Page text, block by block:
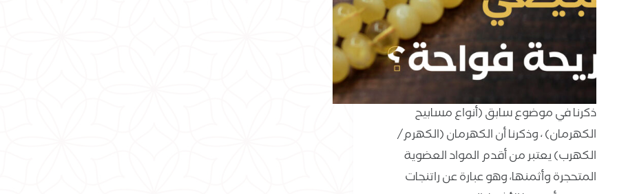
ذكرنا في موضوع سابق (أنواع مسابيح
الكهرمان) ، وذكرنا أن الكهرمان (الكهرم/
الكهرب) يعتبر من أقدم المواد العضوية
المتحجرة وأثمنها، وهو عبارة عن راتنجات